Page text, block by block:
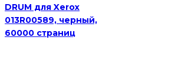
DRUM для Xerox
013R00589, черный,
60000 страниц